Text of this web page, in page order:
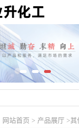
网站首页 > 产品展厅 >其